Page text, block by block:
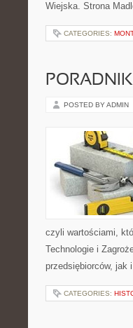
Wiejska. Strona
CATEGORIES:
POSTED BY ADMIN
czyli wartościami,
Technologie i
przedsiębiorców, jak
CATEGORIES: